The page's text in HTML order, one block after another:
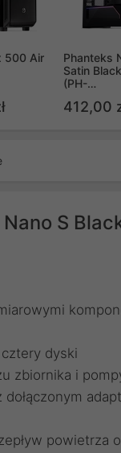
500 Air
Phanteks
Satin
(PH-
412,00
S
dyski
zbiornika i
powietrza